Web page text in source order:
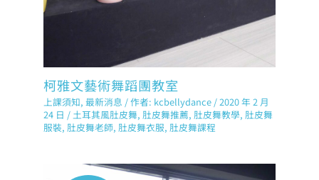
柯雅文藝術舞蹈團教室
上課須知,最新消息 / 作者: kcbellydance /2020 年 2 月
24 日 /土耳其風肚皮舞,肚皮舞推薦,肚皮舞教學,肚皮舞
服裝,肚皮舞老師,肚皮舞衣服,肚皮舞課程